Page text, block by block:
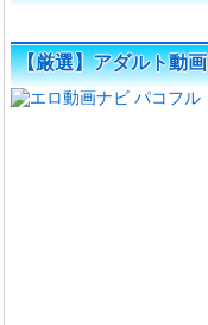
【厳選】アダルト動画